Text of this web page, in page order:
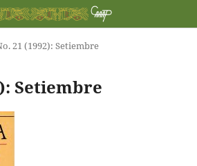
21 (1992): Setiembre
Setiembre